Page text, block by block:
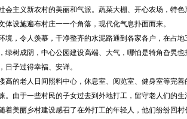
会主义新农村的美丽和气派。蔬菜大棚、开心农场，特
体设施遍布村庄一一个角落，现代化气息扑面而来。
，令人羡慕，干净整齐的水泥路通到各家各户，在占地
绿树成阴，中心公园建设高端、大气，哪怕是犄角旮旯
日子过得幸福、安详。
的老人日间照料中心，休息室、阅览室、健身室等完善
。由于一些村民的子女过去到外地打工，留守老人们的
着美丽乡村建设感召了在外打工的年轻人，他们纷纷回